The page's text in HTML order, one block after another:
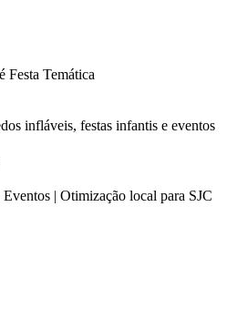
Festa Temática
infláveis, festas infantis e eventos
| Otimização local para SJC